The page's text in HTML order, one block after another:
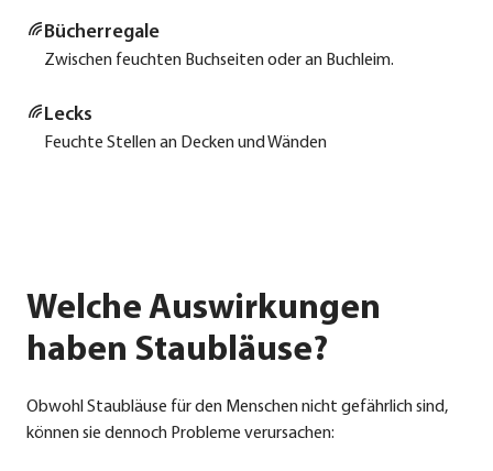
Bücher­re­ga­le
Zwi­schen feuch­ten Buch­sei­ten oder an Buch­leim.
Lecks
Feuch­te Stel­len an Decken und Wän­den
Welche Auswirkungen
haben Staubläuse?
Obwohl Staub­läu­se für den Men­schen nicht gefähr­lich sind,
kön­nen sie den­noch Pro­ble­me ver­ur­sa­chen: